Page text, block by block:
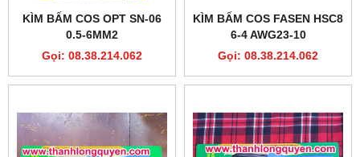
KÌM BẤM COS OPT SN-06
0.5-6MM2
Gọi: 08.38.214.062
KÌM BẤM COS FASEN HSC8
6-4 AWG23-10
Gọi: 08.38.214.062